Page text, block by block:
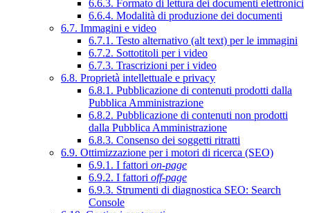
6.6.3. Formato di lettura dei documenti elettronici
6.6.4. Modalità di produzione dei documenti
6.7. Immagini e video
6.7.1. Testo alternativo (alt text) per le immagini
6.7.2. Sottotitoli per i video
6.7.3. Trascrizioni per i video
6.8. Proprietà intellettuale e privacy
6.8.1. Pubblicazione di contenuti prodotti dalla
Pubblica Amministrazione
6.8.2. Pubblicazione di contenuti non prodotti
dalla Pubblica Amministrazione
6.8.3. Consenso dei soggetti ritratti
6.9. Ottimizzazione per i motori di ricerca (SEO)
6.9.1. I fattori on-page
6.9.2. I fattori off-page
6.9.3. Strumenti di diagnostica SEO: Search
Console